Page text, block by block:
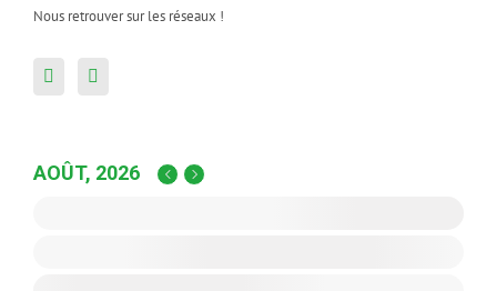
Nous retrouver sur les réseaux !
AOÛT, 2026